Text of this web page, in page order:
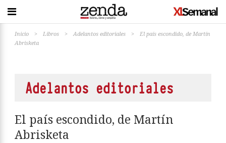
Inicio > Libros > Adelantos editoriales >
El país escondido, de Martín
Abrisketa
Adelantos editoriales
El país escondido, de Martín
Abrisketa